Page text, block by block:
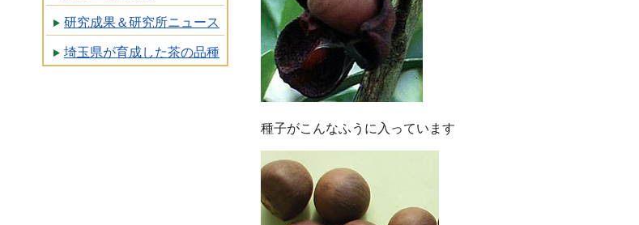
研究成果＆研究所ニュース
埼玉県が育成した茶の品種
種子がこんなふうに入っています